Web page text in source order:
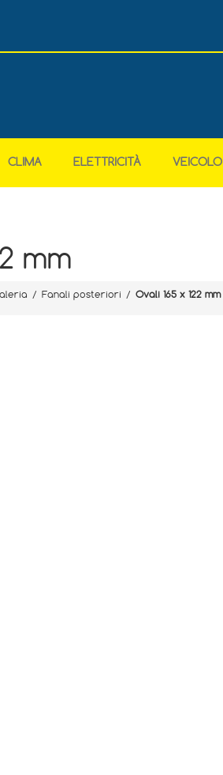
CLIMA ELETTRICITÀ VEICOLO
mm
/ Fanali posteriori / Ovali 165 x 122 mm